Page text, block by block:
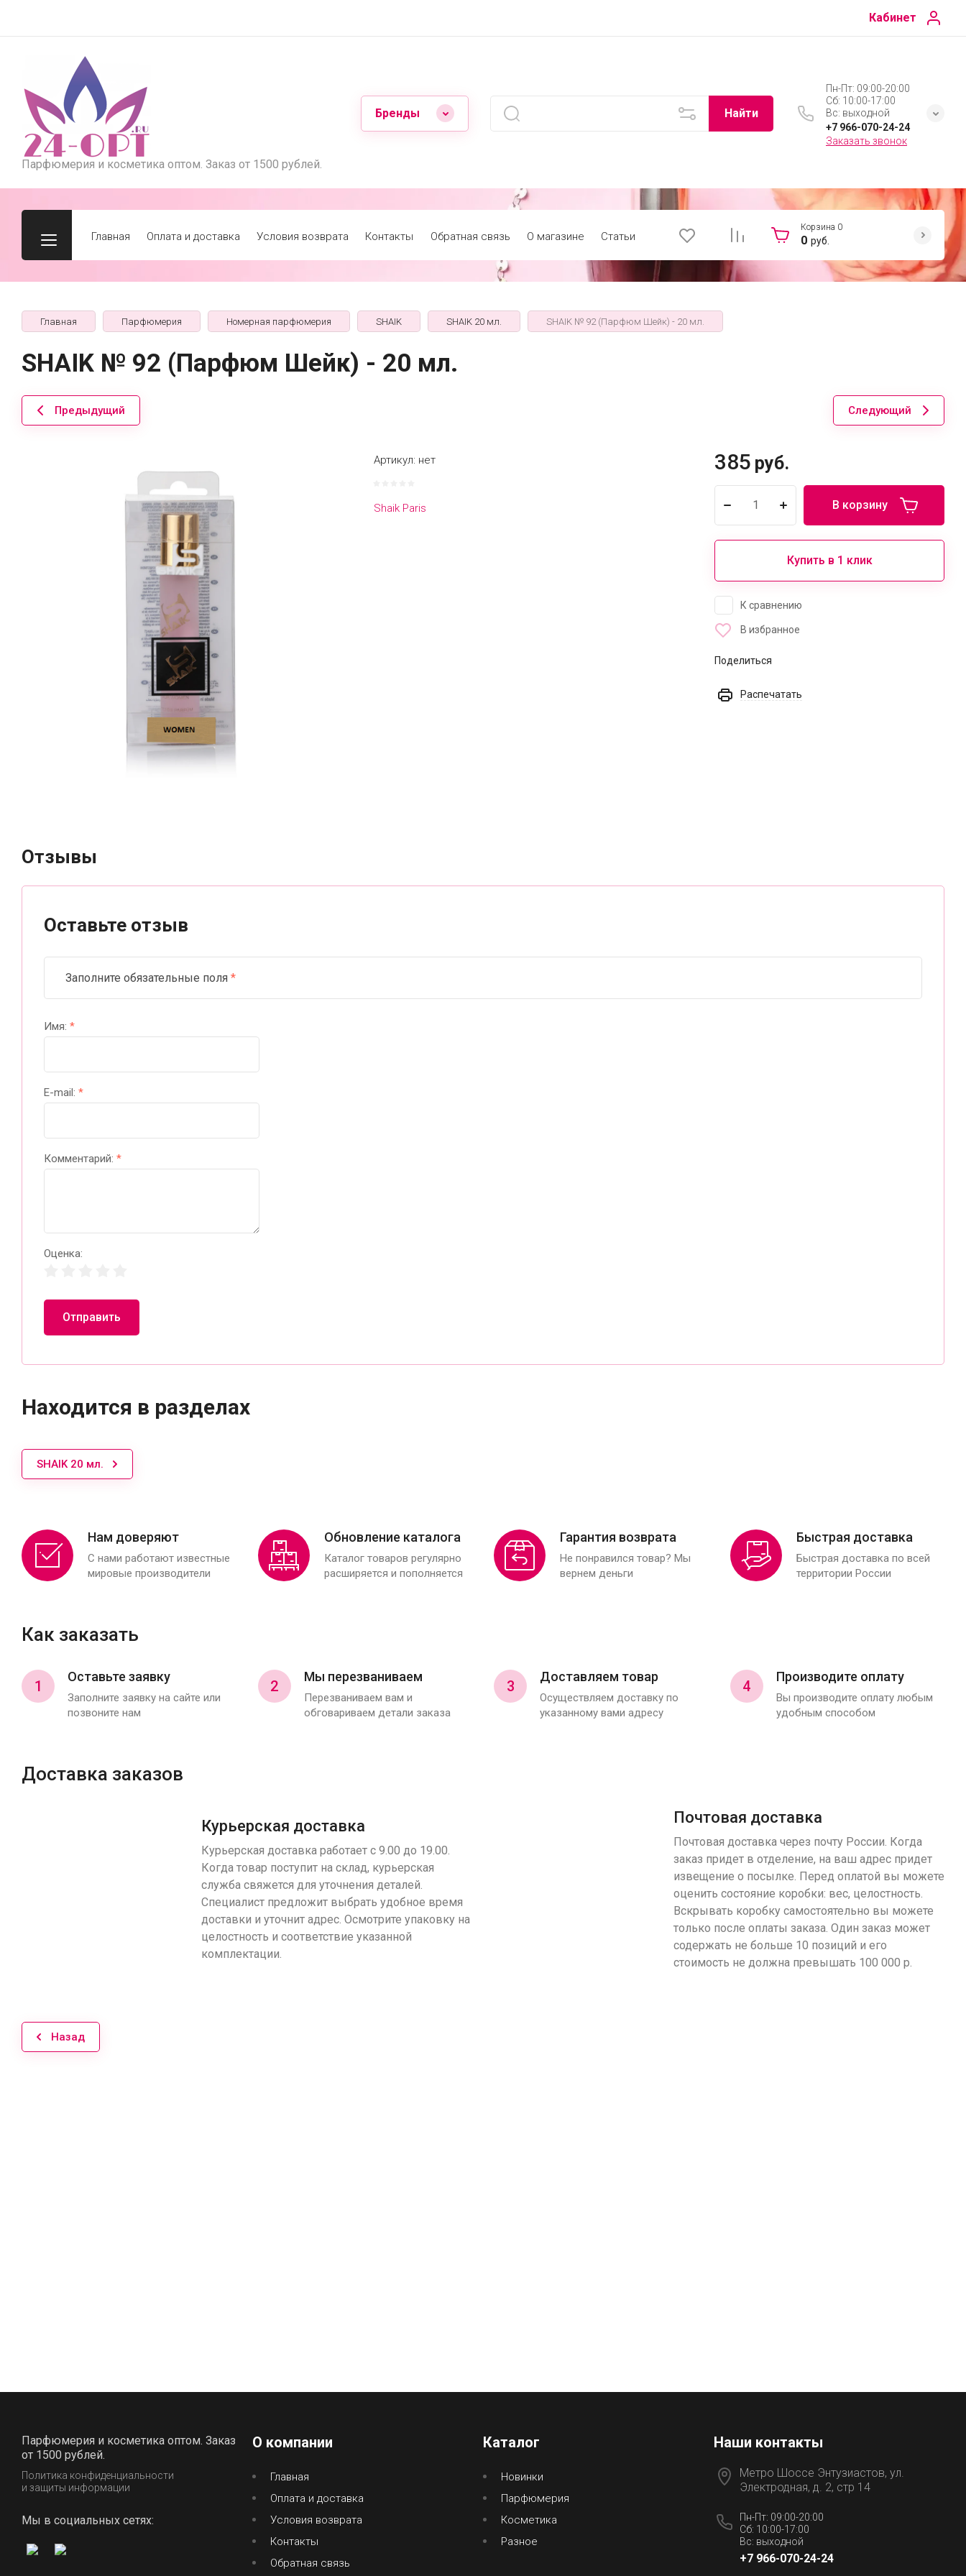
Кабинет
Парфюмерия и косметика оптом. Заказ от 1500 рублей.
Бренды Найти
Пн-Пт: 09:00-20:00
Сб: 10:00-17:00
Вс: выходной
+7 966-070-24-24
Заказать звонок
Главная Оплата и доставка Условия возврата Контакты Обратная связь О магазине Статьи
Корзина 0
0 руб.
Главная Парфюмерия Номерная парфюмерия SHAIK SHAIK 20 мл. SHAIK № 92 (Парфюм Шейк) - 20 мл.
SHAIK № 92 (Парфюм Шейк) - 20 мл.
Предыдущий Следующий
Артикул: нет
Shaik Paris
385 руб.
В корзину
Купить в 1 клик
К сравнению
В избранное
Поделиться
Распечатать
Отзывы
Оставьте отзыв
Заполните обязательные поля *
Имя: *
E-mail: *
Комментарий: *
Оценка:
Отправить
Находится в разделах
SHAIK 20 мл.
Нам доверяют
С нами работают известные
мировые производители
Обновление каталога
Каталог товаров регулярно
расширяется и пополняется
Гарантия возврата
Не понравился товар? Мы
вернем деньги
Быстрая доставка
Быстрая доставка по всей
территории России
Как заказать
1
Оставьте заявку
Заполните заявку на сайте или
позвоните нам
2
Мы перезваниваем
Перезваниваем вам и
обговариваем детали заказа
3
Доставляем товар
Осуществляем доставку по
указанному вами адресу
4
Производите оплату
Вы производите оплату любым
удобным способом
Доставка заказов
Курьерская доставка
Курьерская доставка работает с 9.00 до 19.00.
Когда товар поступит на склад, курьерская
служба свяжется для уточнения деталей.
Специалист предложит выбрать удобное время
доставки и уточнит адрес. Осмотрите упаковку на
целостность и соответствие указанной
комплектации.
Почтовая доставка
Почтовая доставка через почту России. Когда
заказ придет в отделение, на ваш адрес придет
извещение о посылке. Перед оплатой вы можете
оценить состояние коробки: вес, целостность.
Вскрывать коробку самостоятельно вы можете
только после оплаты заказа. Один заказ может
содержать не больше 10 позиций и его
стоимость не должна превышать 100 000 р.
Назад
Парфюмерия и косметика оптом. Заказ
от 1500 рублей.
Политика конфиденциальности
и защиты информации
Мы в социальных сетях:
О компании
Главная
Оплата и доставка
Условия возврата
Контакты
Обратная связь
Каталог
Новинки
Парфюмерия
Косметика
Разное
Наши контакты
Метро Шоссе Энтузиастов, ул.
Электродная, д. 2, стр 14
Пн-Пт: 09:00-20:00
Сб: 10:00-17:00
Вс: выходной
+7 966-070-24-24